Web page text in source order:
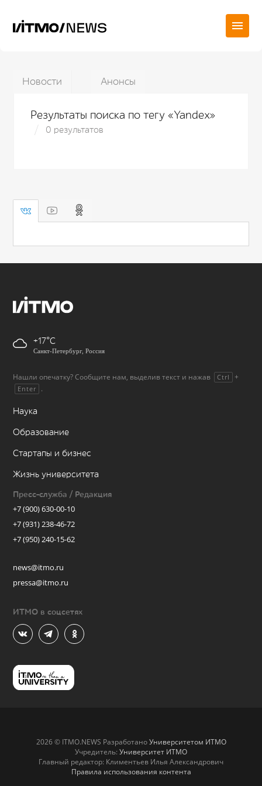
Новости Анонсы
Результаты поиска по тегу «Yandex»
0 результатов
+17
Санкт-Петербург, Россия
Нашли опечатку? Сообщите нам, выделив текст и нажав Ctrl +
Enter .
Наука
Образование
Стартапы и бизнес
Жизнь университета
Пресс-служба / Редакция
+7 (900) 630-00-10
+7 (931) 238-46-72
+7 (950) 240-15-62
news@itmo.ru
pressa@itmo.ru
ИТМО в соцсетях
2026 © ITMO.NEWS РазработаноУниверситетом ИТМО
Учредитель: Университет ИТМО
Главный редактор: Климентьев Илья Александрович
Правила использования контента